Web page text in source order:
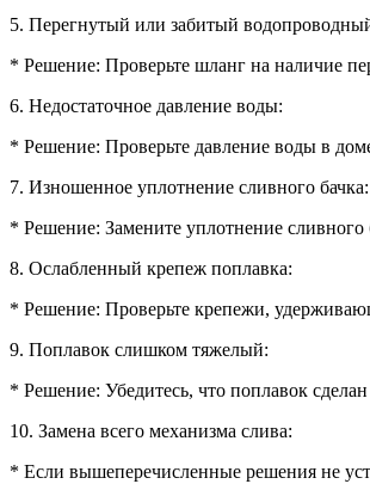
5. Перегнутый или забитый
* Решение: Проверьте шланг на наличие
6. Недостаточное давление воды:
* Решение: Проверьте давление воды в
7. Изношенное уплотнение сливного бачка:
* Решение: Замените уплотнение сливного
8. Ослабленный крепеж поплавка:
* Решение: Проверьте крепежи,
9. Поплавок слишком тяжелый:
* Решение: Убедитесь, что поплавок
10. Замена всего механизма слива:
* Если вышеперечисленные решения не